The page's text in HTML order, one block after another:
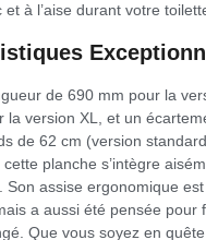
à l’aise durant votre
de 690 mm pour la
la version XL, et un
de 62 cm (version
planche s’intègre
Son assise ergonomique
a aussi été pensée pour
Que vous soyez en